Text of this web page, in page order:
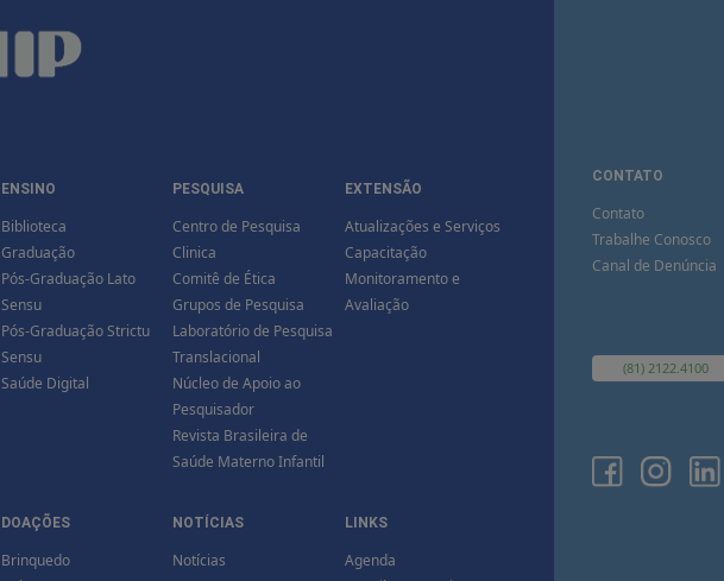
ENSINO
Biblioteca
Graduação
Pós-Graduação Lato
Sensu
Pós-Graduação Strictu
Sensu
Saúde Digital
PESQUISA
Centro de Pesquisa
Clinica
Comitê de Ética
Grupos de Pesquisa
Laboratório de Pesquisa
Translacional
Núcleo de Apoio ao
Pesquisador
Revista Brasileira de
Saúde Materno Infantil
EXTENSÃO
Atualizações e Serviços
Capacitação
Monitoramento e
Avaliação
DOAÇÕES
Brinquedo
NOTÍCIAS
Notícias
LINKS
Agenda
CONTATO
Contato
Trabalhe Conosco
Canal de Denúncia
(81) 2122.4100